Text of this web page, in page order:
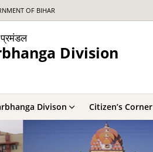
OF BIHAR
Division
Divison Citizen’s Corner